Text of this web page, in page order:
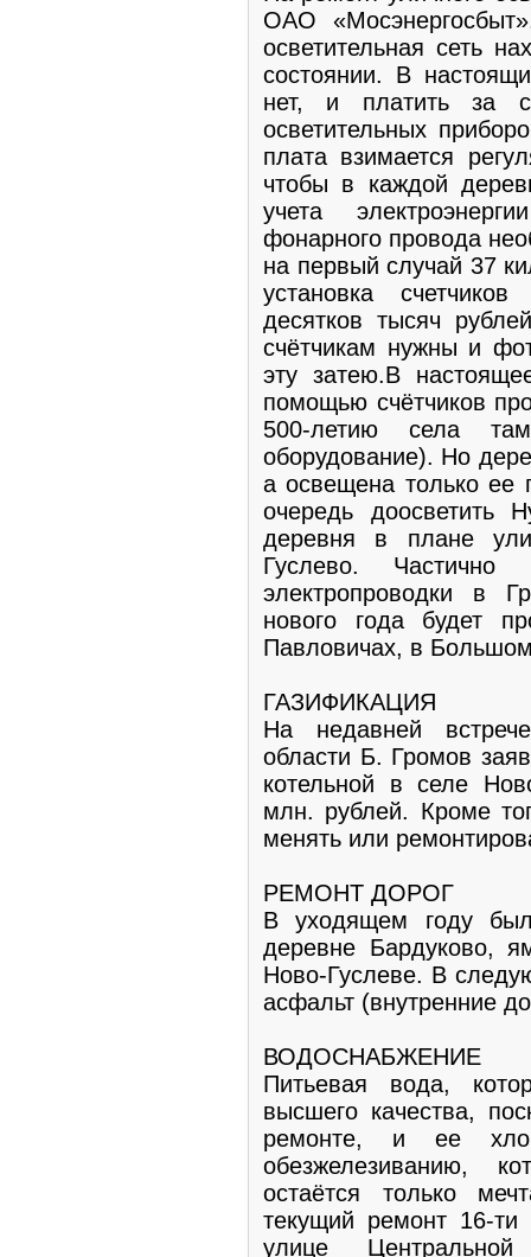
ОАО
осветительная сеть
состоянии. В
нет, и платить за
осветительных
плата взимается
чтобы в каждой
учета
фонарного провода
на первый случай 37
установка
десятков тысяч
счётчикам нужны и
эту затею.В
помощью счётчиков
500-летию села
оборудование). Но
а освещена только ее
очередь доосветить
деревня в плане
Гуслево. Частично
электропроводки в
нового года будет
Павловичах, в
ГАЗИФИКАЦИЯ
На недавней
области Б. Громов
котельной в селе
млн. рублей. Кроме
менять или
РЕМОНТ ДОРОГ
В уходящем году
деревне Бардуково,
Ново-Гуслеве. В
асфальт (внутренние
ВОДОСНАБЖЕНИЕ
Питьевая вода,
высшего качества,
ремонте, и ее
обезжелезиванию,
остаётся только
текущий ремонт 16-ти
улице